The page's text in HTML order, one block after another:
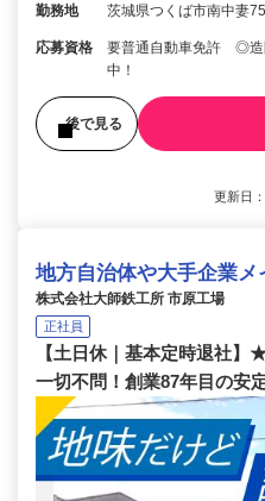
勤務地 茨城県つくば市南中妻
応募資格
要普通自動車免許 ◎
中！
後で見る
更新日
地方自治体や大手企業
株式会社大師鉄工所 市原工場
正社員
【土日休｜基本定時退社
一切不問！創業87年目の安